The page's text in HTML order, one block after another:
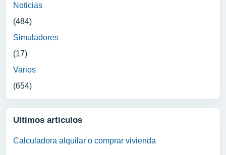
Noticias
(484)
Simuladores
(17)
Varios
(654)
Ultimos articulos
Calculadora alquilar o comprar vivienda